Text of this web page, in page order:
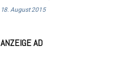
18. August 2015
ANZEIGE AD